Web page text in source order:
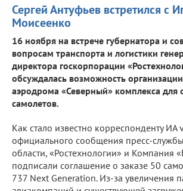
Сергей Антуфьев встретился с
Моисеенко
16 ноября на встрече губернатора и
вопросам транспорта и логистики
директора госкорпорации
обсуждалась возможность
аэродрома «Северный» комплекса для
самолетов.
Как стало известно корреспонденту ИА
официального сообщения пресс-
области, «Ростехнологии» и Компания
подписали соглашение о заказе 50
737 Next Generation. Из-за увеличения